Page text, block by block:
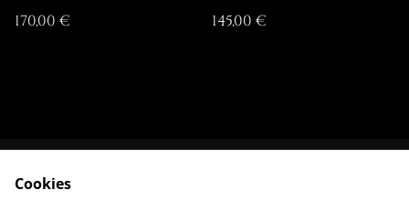
170,00 €
145,00 €
Contactez-nous
Cookies